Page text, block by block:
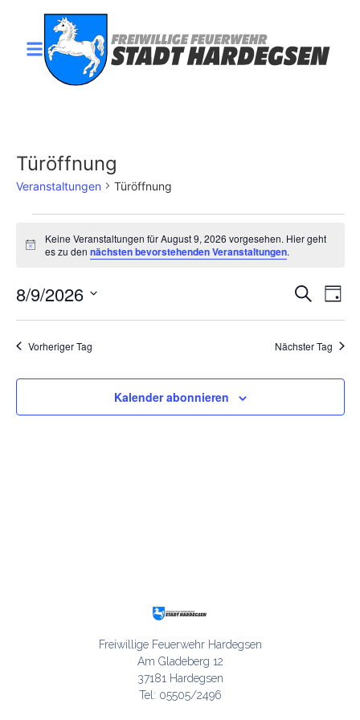
Türöffnung
Veranstaltungen Türöffnung
Hinweis
Keine Veranstaltungen für August 9, 2026 vorgesehen. Hier geht
es zu den nächsten bevorstehenden Veranstaltungen.
und
SucheTag
8/9/2026
wählen.
Vorheriger Tag Nächster Tag
Kalender abonnieren
Freiwillige Feuerwehr Hardegsen
Am Gladeberg 12
37181 Hardegsen
Tel: 05505/2496